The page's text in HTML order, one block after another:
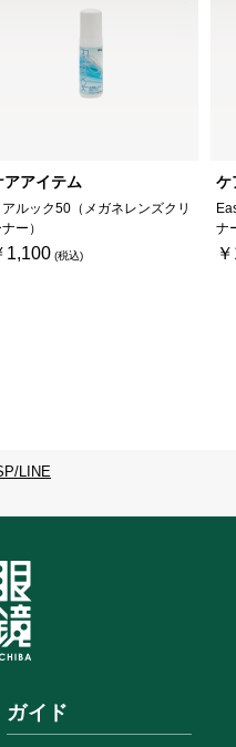
アアイテム
アルック50（メガネレンズクリ
ー）
1,100
ケ
ナ
LINE
ガイド